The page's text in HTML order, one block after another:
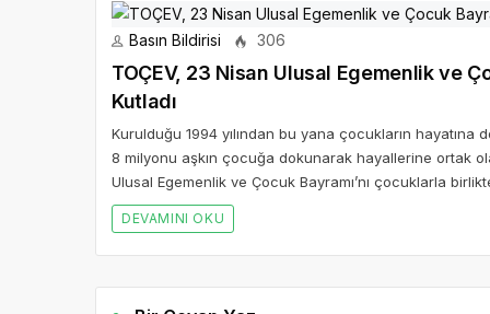
8 milyonu aşkın çocuğa dokunarak hayallerine ortak
Ulusal Egemenlik ve Çocuk Bayramı’nı çocuklarla
DEVAMINI OKU
Bir Cevap Yaz
E-posta hesabınız yayımlanmayacak. Gerekli alanlar